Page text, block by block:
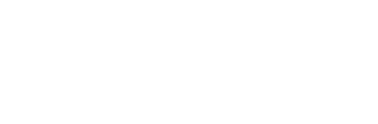
Tool für Ihre berufliche
rund läuft. Beginnen Sie noch heute mit